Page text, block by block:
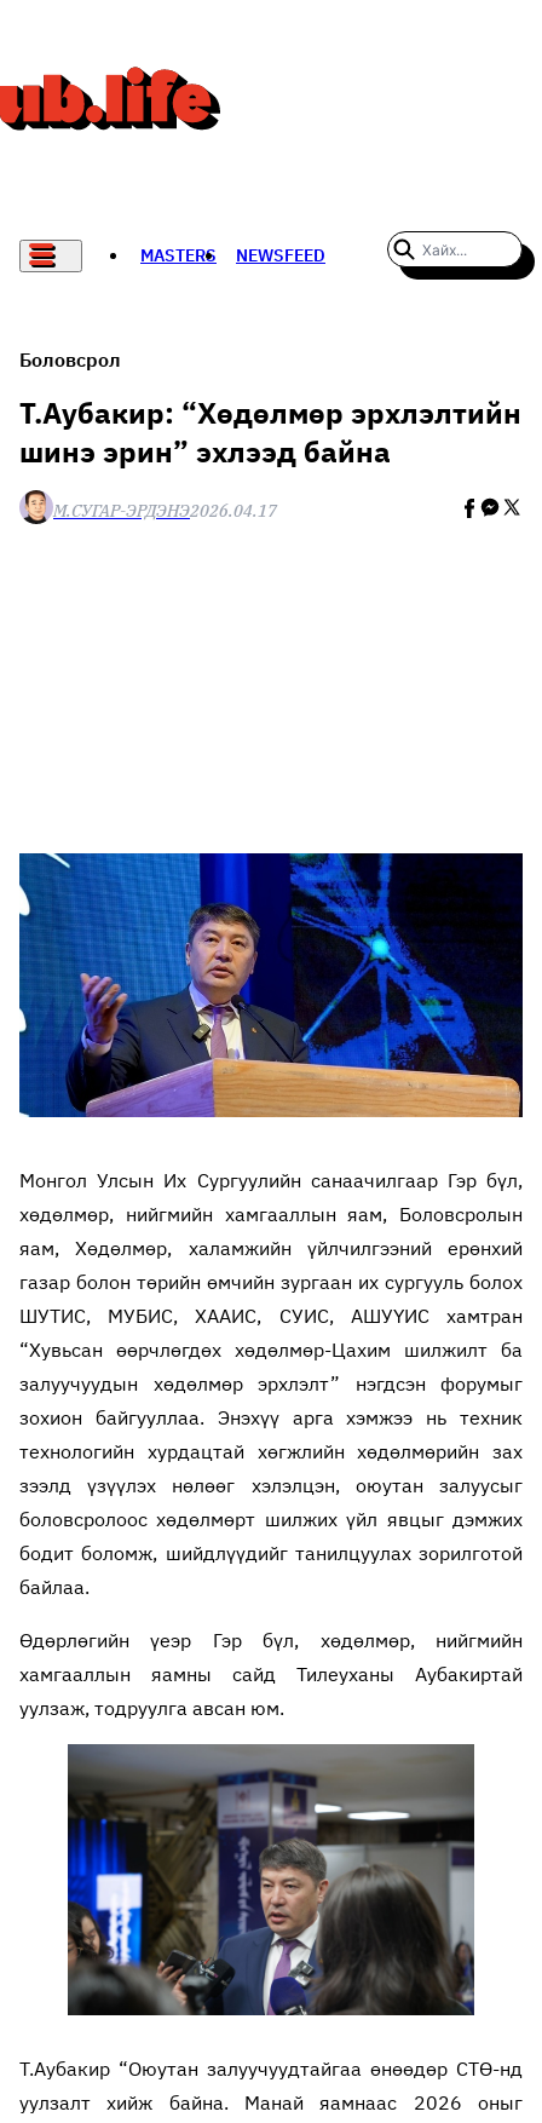
MASTERS NEWSFEED
THE NEW YORK TIMES
НАДАД НЭГ САНАЛ БАЙНА
Боловсрол
Т.Аубакир: “Хөдөлмөр эрхлэлтийн
шинэ эрин” эхлээд байна
М.СУГАР-ЭРДЭНЭ2026.04.17
Монгол Улсын Их Сургуулийн санаачилгаар Гэр бүл,
хөдөлмөр, нийгмийн хамгааллын яам, Боловсролын
яам, Хөдөлмөр, халамжийн үйлчилгээний ерөнхий
газар болон төрийн өмчийн зургаан их сургууль болох
ШУТИС, МУБИС, ХААИС, СУИС, АШУҮИС хамтран
“Хувьсан өөрчлөгдөх хөдөлмөр-Цахим шилжилт ба
залуучуудын хөдөлмөр эрхлэлт” нэгдсэн форумыг
зохион байгууллаа. Энэхүү арга хэмжээ нь техник
технологийн хурдацтай хөгжлийн хөдөлмөрийн зах
зээлд үзүүлэх нөлөөг хэлэлцэн, оюутан залуусыг
боловсролоос хөдөлмөрт шилжих үйл явцыг дэмжих
бодит боломж, шийдлүүдийг танилцуулах зорилготой
байлаа.
Өдөрлөгийн үеэр Гэр бүл, хөдөлмөр, нийгмийн
хамгааллын яамны сайд Тилеуханы Аубакиртай
уулзаж, тодруулга авсан юм.
Т.Аубакир “Оюутан залуучуудтайгаа өнөөдөр СТӨ-нд
уулзалт хийж байна. Манай яамнаас 2026 оныг